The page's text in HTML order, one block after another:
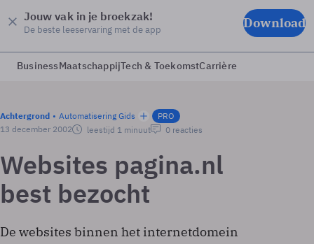
Jouw vak in je broekzak!
De beste leeservaring met de app Download
BusinessMaatschappijTech & ToekomstCarrière
Achtergrond Automatisering Gids
PRO
13 december 2002
leestijd 1 minuut 0 reacties
Websites pagina.nl
best bezocht
De websites binnen het internetdomein